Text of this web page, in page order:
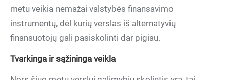
metu veikia nemažai valstybės finansavimo
instrumentų, dėl kurių verslas iš alternatyvių
finansuotojų gali pasiskolinti dar pigiau.
Tvarkinga ir sąžininga veikla